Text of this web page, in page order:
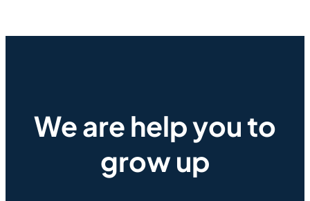
We are help you to
grow up